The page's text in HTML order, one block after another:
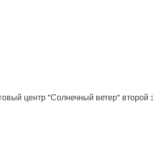
центр "Солнечный ветер" второй